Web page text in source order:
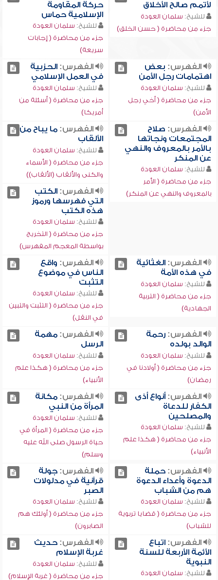
لأتمم صالح الأخلاق
للشيخ: سلمان العودة
جزء من محاضرة ( حسن الخلق)
حركة المقاومة
الإسلامية حماس
للشيخ: سلمان العودة
جزء من محاضرة ( إجابات
سريعة)
الفهرس: بعض
اهتمامات رجل الأمن
للشيخ: سلمان العودة
جزء من محاضرة ( أخي رجل
الأمن)
الفهرس:الحزبية
في العمل الإسلامي
للشيخ: سلمان العودة
جزء من محاضرة ( أسئلة من
أمريكا)
الفهرس: صلاح
المجتمعات ونجاتها
بالأمر بالمعروف والنهي
عن المنكر
للشيخ: سلمان العودة
جزء من محاضرة ( الأمر
بالمعروف والنهي عن المنكر)
الفهرس:ما يباح من
الألقاب
للشيخ: سلمان العودة
جزء من محاضرة ( الأسماء
والكنى والألقاب (الألقاب))
الفهرس:الكتب
التي فهرسها ورموز
هذه الكتب
للشيخ: سلمان العودة
جزء من محاضرة ( التخريج
بواسطة المعجم المفهرس)
الفهرس:الغثائية
في هذه الأمة
للشيخ: سلمان العودة
جزء من محاضرة ( التربية
الجهادية)
الفهرس: واقع
الناس في موضوع
التثبت
للشيخ: سلمان العودة
جزء من محاضرة ( التثبت والتبين
في النقل)
الفهرس:رحمة
الوالد بولده
للشيخ: سلمان العودة
جزء من محاضرة ( أولادنا في
رمضان)
الفهرس:مهمة
الرسل
للشيخ: سلمان العودة
جزء من محاضرة ( هكذا علم
الأنبياء)
الفهرس:أنواع أذى
الكفار للدعاة
والمصلحين
للشيخ: سلمان العودة
جزء من محاضرة ( هكذا علم
الأنبياء)
الفهرس:مكانة
المرأة من النبي
للشيخ: سلمان العودة
جزء من محاضرة ( المرأة في
حياة الرسول صلى الله عليه
وسلم)
الفهرس:حملة
الدعوة وأعداء الدعوة
هم من الشباب
للشيخ: سلمان العودة
جزء من محاضرة ( قضايا تربوية
للشباب)
الفهرس:جولة
قرآنية في مدلولات
الصبر
للشيخ: سلمان العودة
جزء من محاضرة ( أولئك هم
الصابرون)
الفهرس:اتباع
الأئمة الأربعة للسنة
النبوية
للشيخ: سلمان العودة
الفهرس:حديث
غربة الإسلام
للشيخ: سلمان العودة
جزء من محاضرة ( غربة الإسلام)